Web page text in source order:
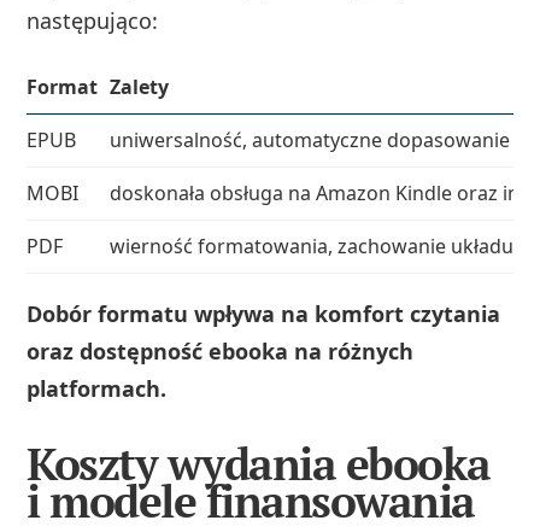
następująco:
Format Zalety
EPUB
uniwersalność, automatyczne dopasowanie
MOBI
doskonała obsługa na Amazon Kindle oraz
PDF
wierność formatowania, zachowanie układu
Dobór formatu wpływa na komfort czytania
oraz dostępność ebooka na różnych
platformach.
Koszty wydania ebooka
i modele finansowania